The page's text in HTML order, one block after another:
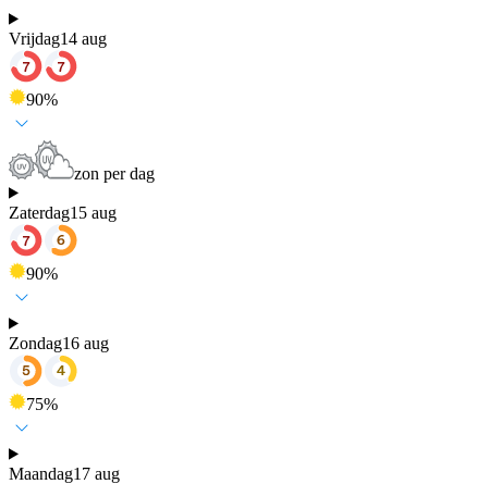
Vrijdag14 aug
90%
zon per dag
Zaterdag15 aug
90%
Zondag16 aug
75%
Maandag17 aug